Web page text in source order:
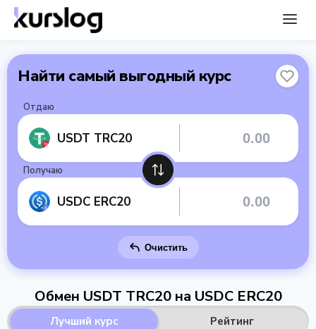
Найти самый выгодный курс
Отдаю
USDT TRC20
Получаю
USDC ERC20
Очистить
Обмен USDT TRC20 на USDC ERC20
Лучший курс Рейтинг